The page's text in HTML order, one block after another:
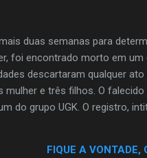
duas semanas para
foi encontrado morto em
descartaram qualquer ato
mulher e três filhos. O falecido
grupo UGK. O registro,
FIQUE A VONTADE,